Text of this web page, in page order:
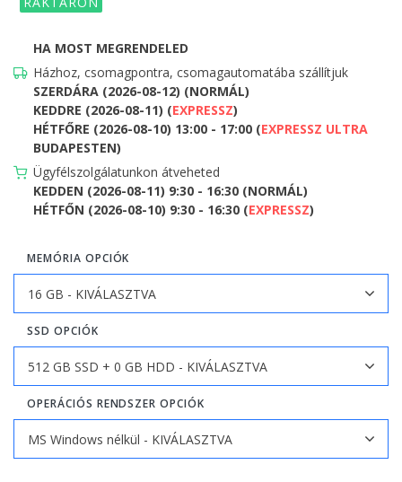
HA MOST MEGRENDELED
Házhoz, csomagpontra, csomagautomatába szállítjuk
SZERDÁRA (2026-08-12) (NORMÁL)
KEDDRE (2026-08-11) (EXPRESSZ)
HÉTFŐRE (2026-08-10) 13:00 - 17:00 (EXPRESSZ ULTRA
BUDAPESTEN)
Ügyfélszolgálatunkon átveheted
KEDDEN (2026-08-11) 9:30 - 16:30 (NORMÁL)
HÉTFŐN (2026-08-10) 9:30 - 16:30 (EXPRESSZ)
MEMÓRIA OPCIÓK
SSD OPCIÓK
OPERÁCIÓS RENDSZER OPCIÓK